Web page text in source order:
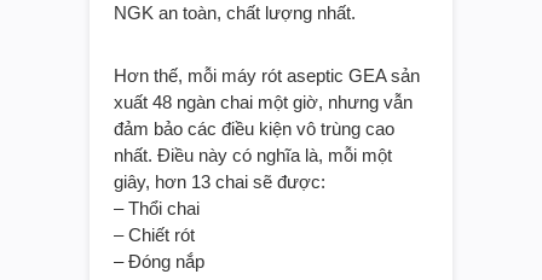
NGK an toàn, chất lượng nhất.
Hơn thế, mỗi máy rót aseptic GEA sản
xuất 48 ngàn chai một giờ, nhưng vẫn
đảm bảo các điều kiện vô trùng cao
nhất. Điều này có nghĩa là, mỗi một
giây, hơn 13 chai sẽ được:
– Thổi chai
– Chiết rót
– Đóng nắp